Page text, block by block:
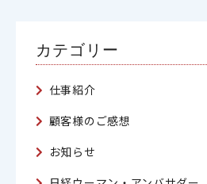
カテゴリー
仕事紹介
顧客様のご感想
お知らせ